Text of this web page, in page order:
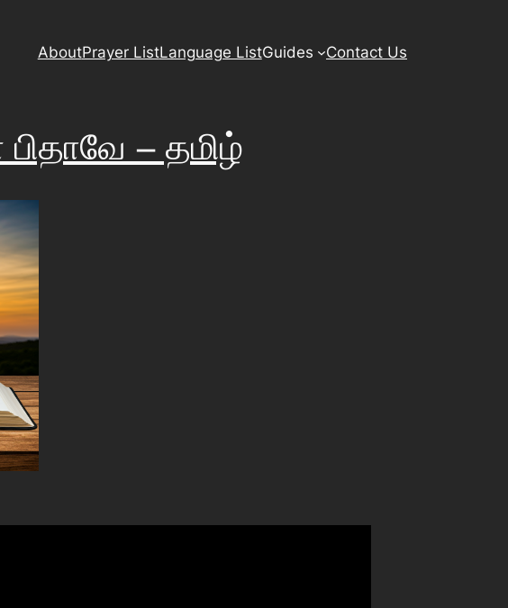
AboutPrayer ListLanguage ListGuides Contact Us
– தமிழ்